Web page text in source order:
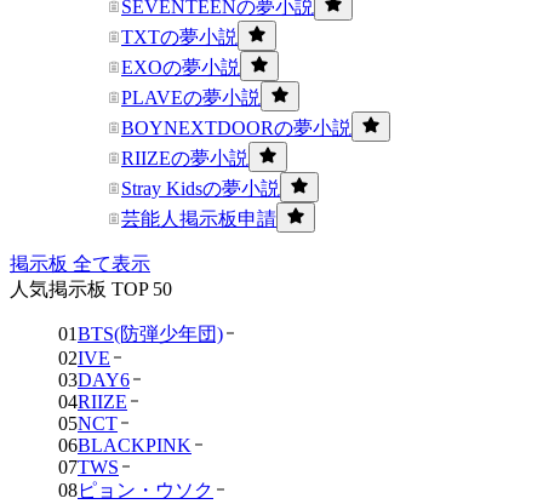
SEVENTEENの夢小説
TXTの夢小説
EXOの夢小説
PLAVEの夢小説
BOYNEXTDOORの夢小説
RIIZEの夢小説
Stray Kidsの夢小説
芸能人掲示板申請
掲示板 全て表示
人気掲示板 TOP 50
01BTS(防弾少年団)
02IVE
03DAY6
04RIIZE
05NCT
06BLACKPINK
07TWS
08ピョン・ウソク